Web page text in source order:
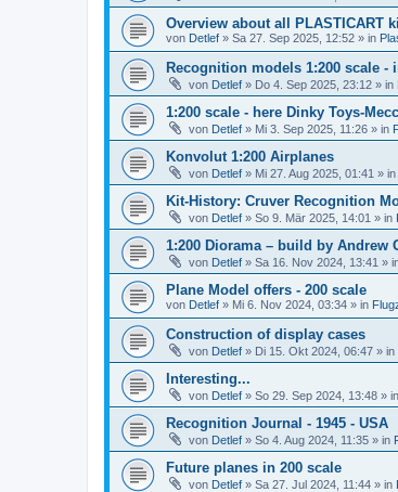
Overview about all PLASTICART
von Detlef » Sa 27. Sep 2025, 12:52 » in
Recognition models 1:200 scale -
von Detlef » Do 4. Sep 2025, 23:12 » in
1:200 scale - here Dinky Toys-
von Detlef » Mi 3. Sep 2025, 11:26 » in
Konvolut 1:200 Airplanes
von Detlef » Mi 27. Aug 2025, 01:41 » in
Kit-History: Cruver Recognition
von Detlef » So 9. Mär 2025, 14:01 » in
1:200 Diorama – build by Andrew
von Detlef » Sa 16. Nov 2024, 13:41 »
Plane Model offers - 200 scale
von Detlef » Mi 6. Nov 2024, 03:34 » in
Construction of display cases
von Detlef » Di 15. Okt 2024, 06:47 » in
Interesting...
von Detlef » So 29. Sep 2024, 13:48 » in
Recognition Journal - 1945 - USA
von Detlef » So 4. Aug 2024, 11:35 » in
Future planes in 200 scale
von Detlef » Sa 27. Jul 2024, 11:44 » in